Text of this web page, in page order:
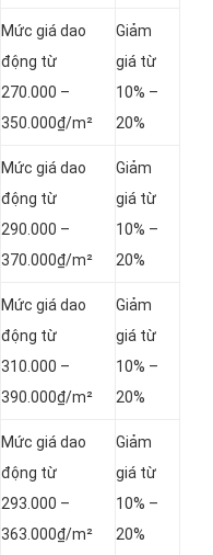
Mức giá dao
động từ
270.000 –
350.000₫/m²
Giảm
giá từ
10% –
20%
Mức giá dao
động từ
290.000 –
370.000₫/m²
Giảm
giá từ
10% –
20%
Mức giá dao
động từ
310.000 –
390.000₫/m²
Giảm
giá từ
10% –
20%
Mức giá dao
động từ
293.000 –
363.000₫/m²
Giảm
giá từ
10% –
20%